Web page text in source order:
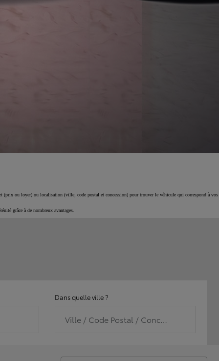
(prix ou loyer) ou localisation (ville, code postal et concession) pour trouver le véhicule qui correspond à vos
grâce à de nombreux avantages.
Dans quelle ville ?
Ville / Code Postal / Concession